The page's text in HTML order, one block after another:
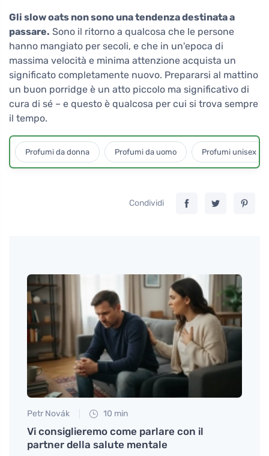
Gli slow oats non sono una tendenza destinata a
passare. Sono il ritorno a qualcosa che le persone
hanno mangiato per secoli, e che in un'epoca di
massima velocità e minima attenzione acquista un
significato completamente nuovo. Prepararsi al mattino
un buon porridge è un atto piccolo ma significativo di
cura di sé – e questo è qualcosa per cui si trova sempre
il tempo.
Profumi da donna Profumi da uomo Profumi unisex
Condividi
Petr Novák 10 min
Vi consiglieremo come parlare con il
partner della salute mentale